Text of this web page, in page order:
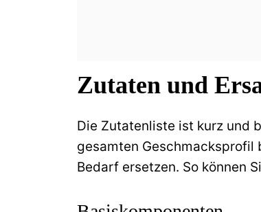
Zutaten und
Die Zutatenliste ist kurz und
gesamten Geschmacksprofil
Bedarf ersetzen. So können